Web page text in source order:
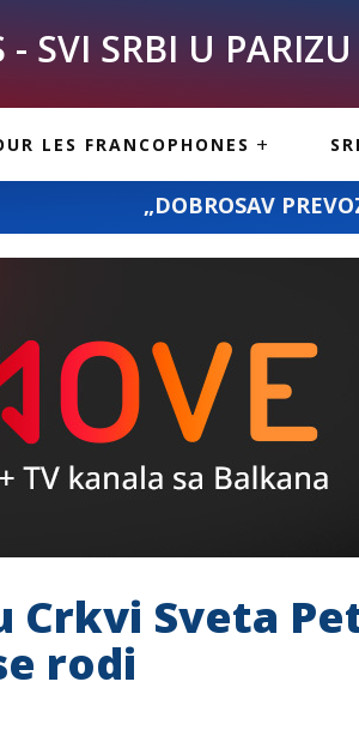
- SVI SRBI U PARIZU
LES FRANCOPHONES
SERBE
PREVOZ“: prevoz pošiljki
Crkvi Sveta
rodi